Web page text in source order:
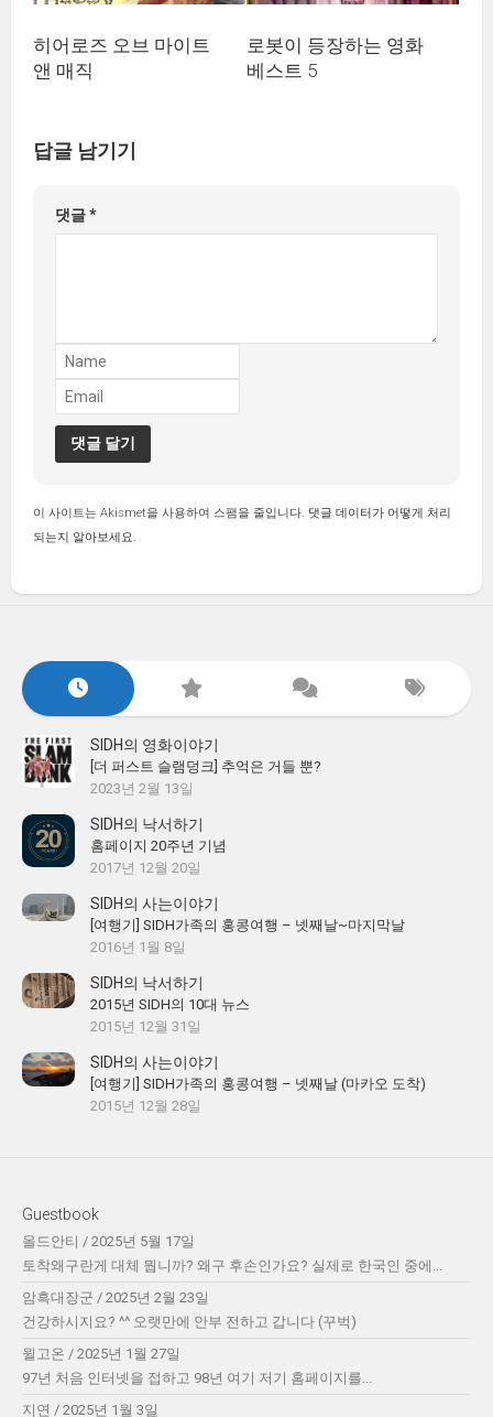
히어로즈 오브 마이트
앤 매직
로봇이 등장하는 영화
베스트 5
답글 남기기
댓글*
이 사이트는 Akismet을 사용하여 스팸을 줄입니다. 댓글 데이터가 어떻게 처리
되는지 알아보세요.
SIDH의 영화이야기
[더 퍼스트 슬램덩크] 추억은 거들 뿐?
2023년 2월 13일
SIDH의 낙서하기
홈페이지 20주년 기념
2017년 12월 20일
SIDH의 사는이야기
[여행기] SIDH가족의 홍콩여행 – 넷째날~마지막날
2016년 1월 8일
SIDH의 낙서하기
2015년 SIDH의 10대 뉴스
2015년 12월 31일
SIDH의 사는이야기
[여행기] SIDH가족의 홍콩여행 – 넷째날 (마카오 도착)
2015년 12월 28일
Guestbook
올드안티 / 2025년 5월 17일
토착왜구란게 대체 뭡니까? 왜구 후손인가요? 실제로 한국인 중에...
암흑대장군 / 2025년 2월 23일
건강하시지요? ^^ 오랫만에 안부 전하고 갑니다 (꾸벅)
윌고온 / 2025년 1월 27일
97년 처음 인터넷을 접하고 98년 여기 저기 홈페이지를...
지연 / 2025년 1월 3일